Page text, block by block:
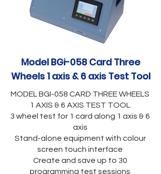
Model BGi-058 Card Three
Wheels 1 axis & 6 axis Test Tool
MODEL BGI-058 CARD THREE WHEELS
1 AXIS & 6 AXIS TEST TOOL
3 wheel test for 1 card along 1 axis & 6
axis
Stand-alone equipment with colour
screen touch interface
Create and save up to 30
programming test sessions